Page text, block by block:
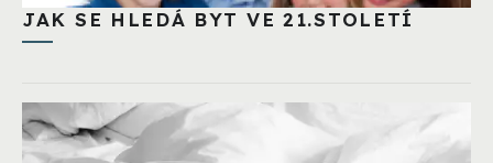
JAK SE HLEDÁ BYT VE 21.STOLETÍ